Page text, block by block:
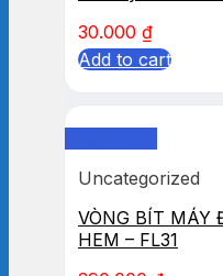
30.000 ₫
Add to cart
Uncategorized
VÒNG BÍT MÁY
HEM – FL31